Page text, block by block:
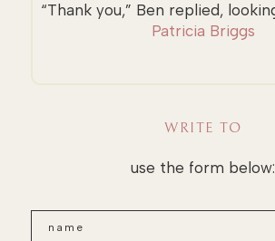
“Thank you,” Ben replied,
Patricia Briggs
WRITE TO
use the form below: